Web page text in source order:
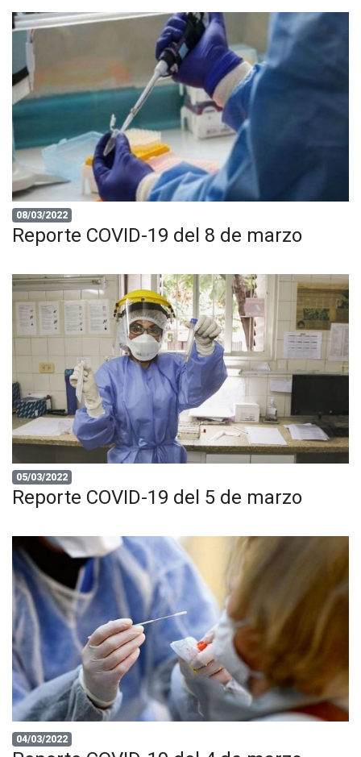
08/03/2022
Reporte COVID-19 del 8 de marzo
05/03/2022
Reporte COVID-19 del 5 de marzo
04/03/2022